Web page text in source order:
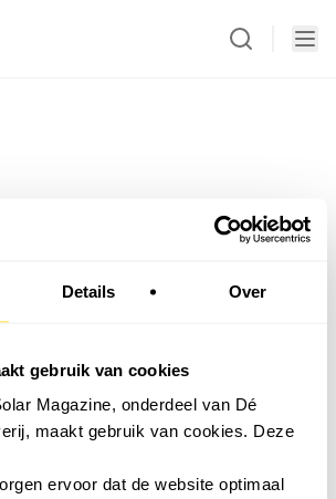
Details Over
gebruik van cookies
Magazine, onderdeel van Dé
maakt gebruik van cookies. Deze
ervoor dat de website optimaal
wijzigen